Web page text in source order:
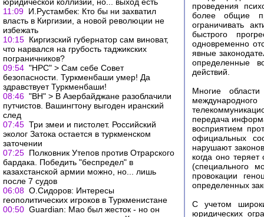
11:09 И.Рустамбек: Кто бы ни захватил
власть в Киргизии, а новой революции не
избежать
10:15 Киргизский губернатор сам виноват,
что нарвался на грубость таджикских
пограничников?
09:54 "НРС" > Сам себе Совет
безопасности. Туркменбаши умер! Да
здравствует Туркменбаши!
08:46 "ВН" > В Азербайджане разоблачили
путчистов. Вашингтону выгоден иранский
след
07:45 Три змеи и пистолет. Российский
эколог Затока остается в туркменском
заточении
07:25 Полковник Утепов против Отрарского
бардака. Победить "беспредел" в
казахстанской армии можно, но... лишь
после 7 судов
06:08 О.Cидоров: Интересы
геополитических игроков в Туркменистане
00:50 Guardian: Мао был жесток - но он
проведения
более общие
ограничивать
быстрого
одновременно
явные
определенные
действий.
Многие
передача
восприятием
официальных
нарушают
когда оно
(специального
провокации
определенных
С учетом
юридических